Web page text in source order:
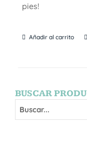
pies!
Añadir al carrito
BUSCAR